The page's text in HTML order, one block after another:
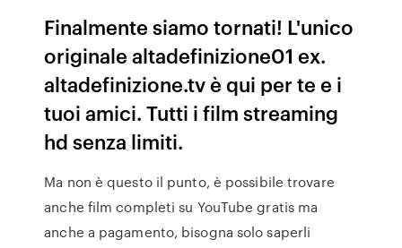
Finalmente siamo tornati! L'unico
originale altadefinizione01 ex.
altadefinizione.tv è qui per te e i
tuoi amici. Tutti i film streaming
hd senza limiti.
Ma non è questo il punto, è possibile trovare
anche film completi su YouTube gratis ma
anche a pagamento, bisogna solo saperli